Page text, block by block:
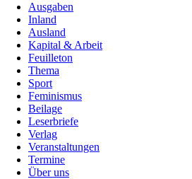
Ausgaben
Inland
Ausland
Kapital & Arbeit
Feuilleton
Thema
Sport
Feminismus
Beilage
Leserbriefe
Verlag
Veranstaltungen
Termine
Über uns